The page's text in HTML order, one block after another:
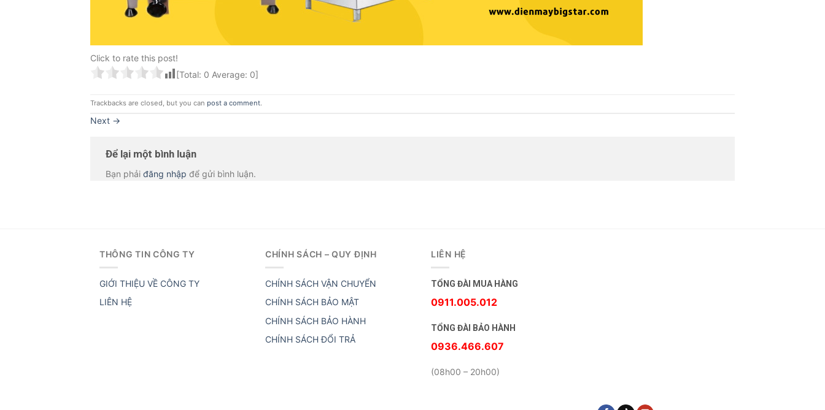
Click to rate this post!
[Total: 0 Average: 0]
Trackbacks are closed, but you can post a comment.
Next →
Để lại một bình luận
Bạn phải đăng nhập để gửi bình luận.
THÔNG TIN CÔNG TY
GIỚI THIỆU VỀ CÔNG TY
LIÊN HỆ
CHÍNH SÁCH – QUY ĐỊNH
CHÍNH SÁCH VẬN CHUYỂN
CHÍNH SÁCH BẢO MẬT
CHÍNH SÁCH BẢO HÀNH
CHÍNH SÁCH ĐỔI TRẢ
LIÊN HỆ
TỔNG ĐÀI MUA HÀNG
0911.005.012
TỔNG ĐÀI BẢO HÀNH
0936.466.607
(08h00 – 20h00)